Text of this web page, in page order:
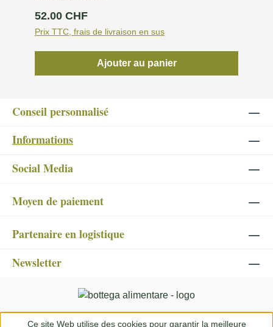
Prix régulier :
52.00 CHF
Prix TTC, frais de livraison en sus
Ajouter au panier
Conseil personnalisé
Informations
Social Media
Moyen de paiement
Partenaire en logistique
Newsletter
Ce site Web utilise des cookies pour garantir la meilleure